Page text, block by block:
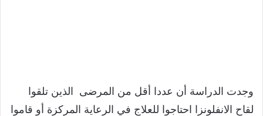
وجدت الدراسة أن عددا أقل من المرضى الذين تلقوا
لقاح الانفلونزا احتاجوا للعلاج في الرعاية المركزة أو قاموا